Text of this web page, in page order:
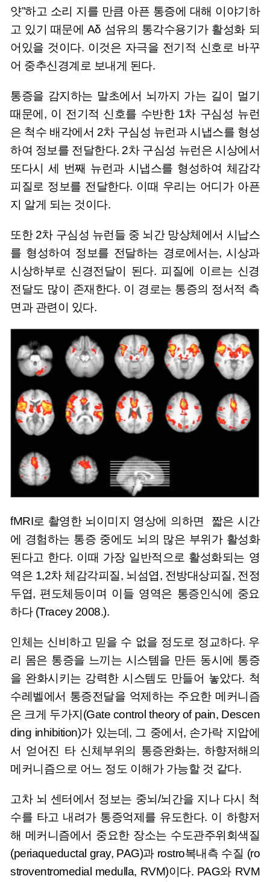
얏”하고 소리 지를 만큼 아픈 통증에 대해 이야기하
고 있기 때문에 Aδ 섬유의 통각수용기가 활성화 되
어있을 것이다. 이것은 자극을 전기적 신호로 바꾸
어 중추신경계로 보내게 된다.
통증을 감지하는 말초에서 뇌까지 가는 길이 멀기
때문에, 이 전기적 신호를 수반한 1차 구심성 뉴런
은 척수 배각에서 2차 구심성 뉴런과 시냅스를 형성
하여 정보를 전달한다. 2차 구심성 뉴런은 시상에서
또다시 세 번째 뉴런과 시냅스를 형성하여 체감각
피질로 정보를 전달한다. 이때 우리는 어디가 아픈
지 알게 되는 것이다.
또한 2차 구심성 뉴런들 중 뇌간 망상체에서 시납스
를 형성하여 정보를 전달하는 경로에서는, 시상과
시상하부로 신경전달이 된다. 피질에 이르는 신경
전달도 많이 존재한다. 이 경로는 통증의 정서적 측
면과 관련이 있다.
fMRI로 촬영한 뇌이미지 영상에 의하면 짧은 시간
에 경험하는 통증 중에도 뇌의 많은 부위가 활성화
된다고 한다. 이때 가장 일반적으로 활성화되는 영
역은 1,2차 체감각피질, 뇌섬엽, 전방대상피질, 전정
두엽, 편도체등이며 이들 영역은 통증인식에 중요
하다 (Tracey 2008.).
인체는 신비하고 믿을 수 없을 정도로 정교하다. 우
리 몸은 통증을 느끼는 시스템을 만든 동시에 통증
을 완화시키는 강력한 시스템도 만들어 놓았다. 척
수레벨에서 통증전달을 억제하는 주요한 메커니즘
은 크게 두가지(Gate control theory of pain, Descen
ding inhibition)가 있는데, 그 중에서, 손가락 지압에
서 얻어진 타 신체부위의 통증완화는, 하향저해의
메커니즘으로 어느 정도 이해가 가능할 것 같다.
고차 뇌 센터에서 정보는 중뇌/뇌간을 지나 다시 척
수를 타고 내려가 통증억제를 유도한다. 이 하향저
해 메커니즘에서 중요한 장소는 수도관주위회색질
(periaqueductal gray, PAG)과 rostro복내측 수질 (ro
stroventromedial medulla, RVM)이다. PAG와 RVM